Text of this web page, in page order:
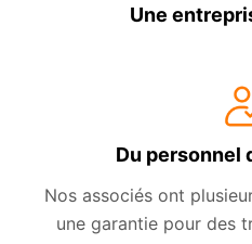
Une
Du personnel
Nos associés ont
une garantie pour des